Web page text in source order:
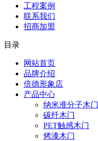
工程案例
联系我们
招商加盟
目录
网站首页
品牌介绍
倍德形象店
产品中心
纳米准分子木门
碳纤木门
PET触感木门
烤漆木门